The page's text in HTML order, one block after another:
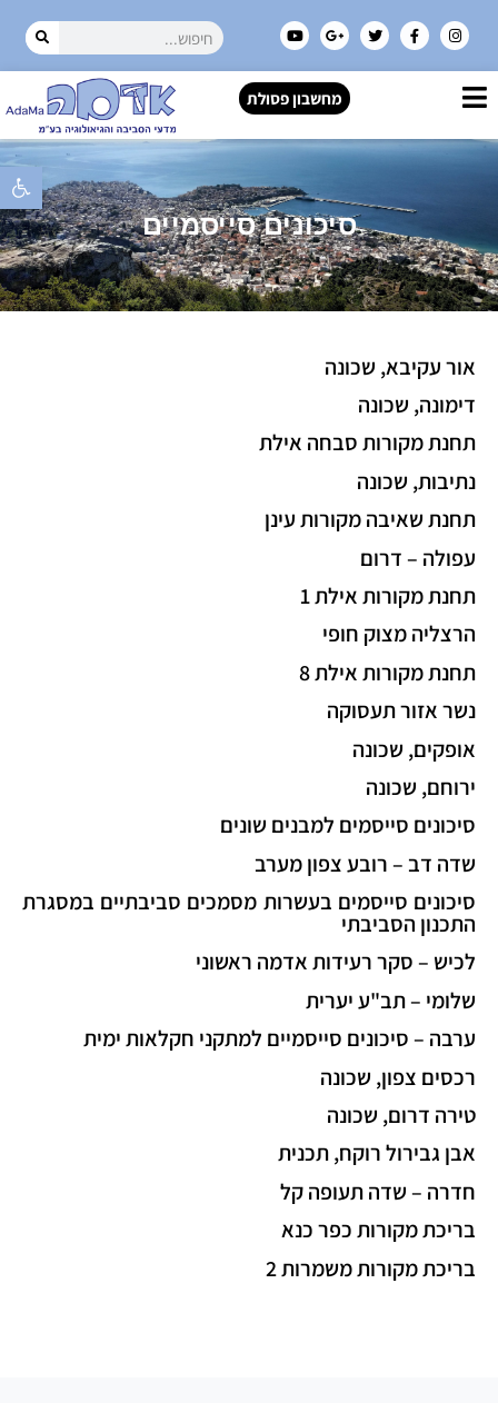
פתח
מחשבון פסולת
סיכונים סייסמיים
אור עקיבא, שכונה
דימונה, שכונה
תחנת מקורות סבחה אילת
נתיבות, שכונה
תחנת שאיבה מקורות עינן
עפולה – דרום
תחנת מקורות אילת 1
הרצליה מצוק חופי
תחנת מקורות אילת 8
נשר אזור תעסוקה
אופקים, שכונה
ירוחם, שכונה
סיכונים סייסמים למבנים שונים
שדה דב – רובע צפון מערב
סיכונים סייסמים בעשרות מסמכים סביבתיים במסגרת
התכנון הסביבתי
לכיש – סקר רעידות אדמה ראשוני
שלומי – תב"ע יערית
ערבה – סיכונים סייסמיים למתקני חקלאות ימית
רכסים צפון, שכונה
טירה דרום, שכונה
אבן גבירול רוקח, תכנית
חדרה – שדה תעופה קל
בריכת מקורות כפר כנא
בריכת מקורות משמרות 2